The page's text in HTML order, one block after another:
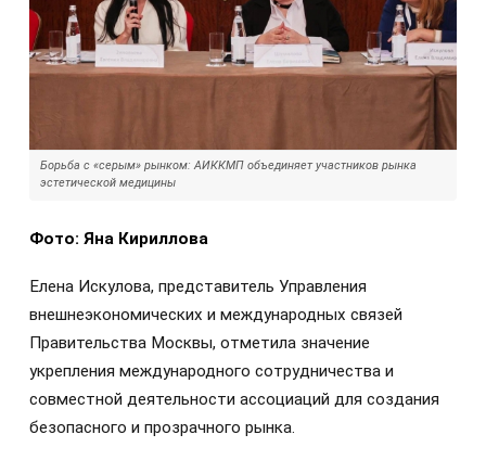
Борьба с «серым» рынком: АИККМП объединяет участников рынка
эстетической медицины
Фото: Яна Кириллова
Елена Искулова, представитель Управления
внешнеэкономических и международных связей
Правительства Москвы, отметила значение
укрепления международного сотрудничества и
совместной деятельности ассоциаций для создания
безопасного и прозрачного рынка.